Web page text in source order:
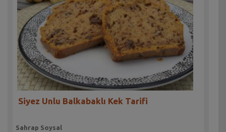
Siyez Unlu Balkabaklı Kek Tarifi
Sahrap Soysal